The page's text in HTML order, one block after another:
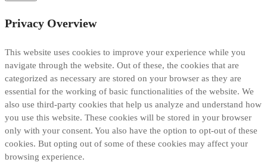
Privacy Overview
This website uses cookies to improve your experience while you
navigate through the website. Out of these, the cookies that are
categorized as necessary are stored on your browser as they are
essential for the working of basic functionalities of the website. We
also use third-party cookies that help us analyze and understand how
you use this website. These cookies will be stored in your browser
only with your consent. You also have the option to opt-out of these
cookies. But opting out of some of these cookies may affect your
browsing experience.